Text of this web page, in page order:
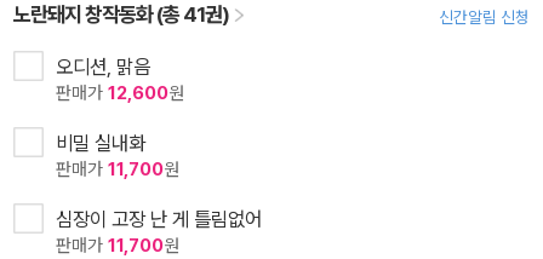
노란돼지 창작동화 (총 41권) 신간알림 신청
오디션, 맑음
판매가 12,600원
비밀 실내화
판매가 11,700원
심장이 고장 난 게 틀림없어
판매가 11,700원